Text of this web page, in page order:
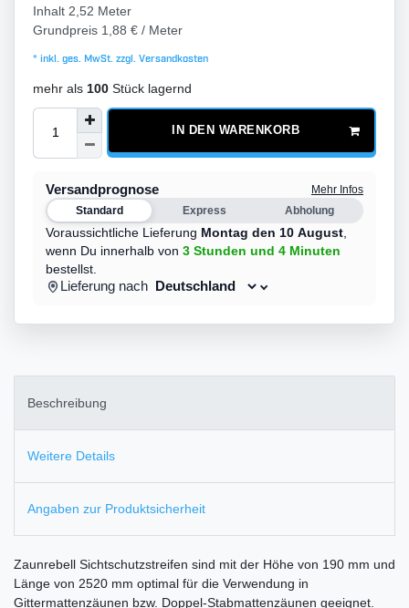
Inhalt 2,52 Meter
Grundpreis 1,88 € / Meter
* inkl. ges. MwSt. zzgl. Versandkosten
mehr als 100 Stück lagernd
IN DEN WARENKORB
Versandprognose
Mehr Infos
Standard
Express Abholung
Voraussichtliche Lieferung Montag den 10 August,
wenn Du innerhalb von 3 Stunden und 4 Minuten
bestellst.
Lieferung nach
Beschreibung
Weitere Details
Angaben zur Produktsicherheit
Zaunrebell Sichtschutzstreifen sind mit der Höhe von 190 mm und
Länge von 2520 mm optimal für die Verwendung in
Gittermattenzäunen bzw. Doppel-Stabmattenzäunen geeignet.